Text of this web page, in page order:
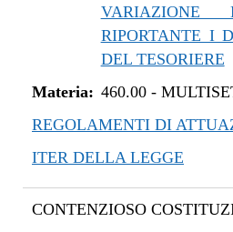
VARIAZIONE
RIPORTANTE I
DEL TESORIERE
Materia: 460.00-
REGOLAMENTI DI
ITER DELLA LEGGE
CONTENZIOSO